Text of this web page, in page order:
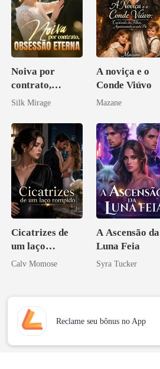
Noiva por
contrato,
obsessão eterna
Silk Mirage
A noviça e o
Conde Viúvo
Mazane
Cicatrizes de
um laço
rompido
Calv Momose
A Ascensão da
Luna Feia
Syra Tucker
Reclame seu bônus no App